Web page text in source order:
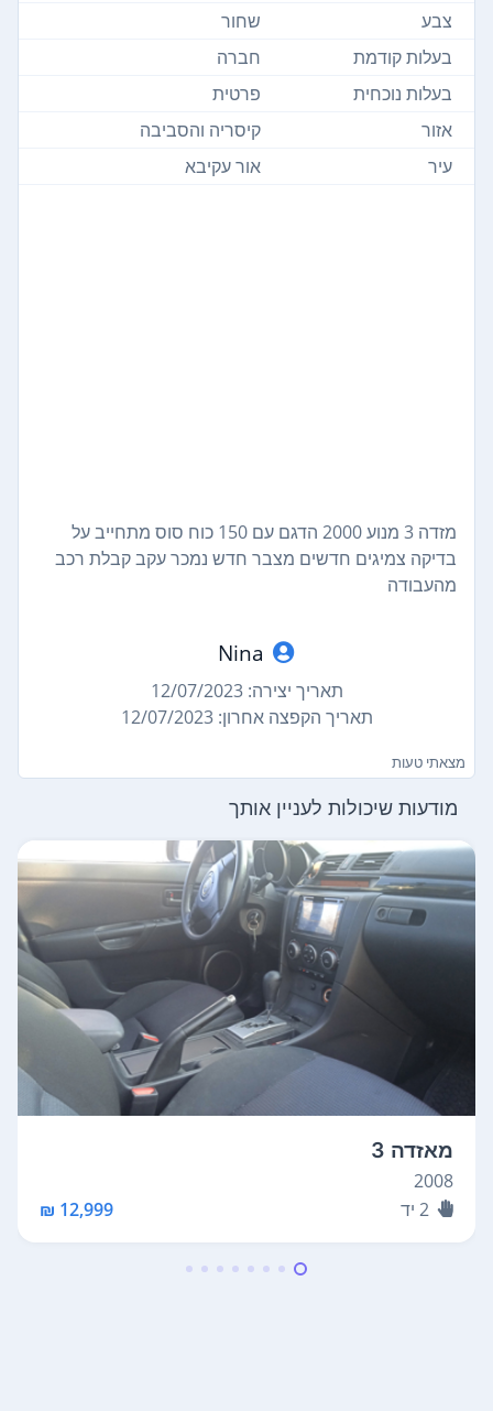
צבע
שחור
בעלות קודמת
חברה
בעלות נוכחית
פרטית
אזור
קיסריה והסביבה
עיר
אור עקיבא
מזדה 3 מנוע 2000 הדגם עם 150 כוח סוס מתחייב על
בדיקה צמיגים חדשים מצבר חדש נמכר עקב קבלת רכב
מהעבודה
Nina
תאריך יצירה: 12/07/2023
תאריך הקפצה אחרון: 12/07/2023
מצאתי טעות
מודעות שיכולות לעניין אותך
מאזדה 3
2008
2 יד 12,999 ₪